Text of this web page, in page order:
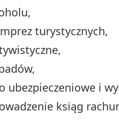
turystycznych,
ubezpieczeniowe i
ksiąg